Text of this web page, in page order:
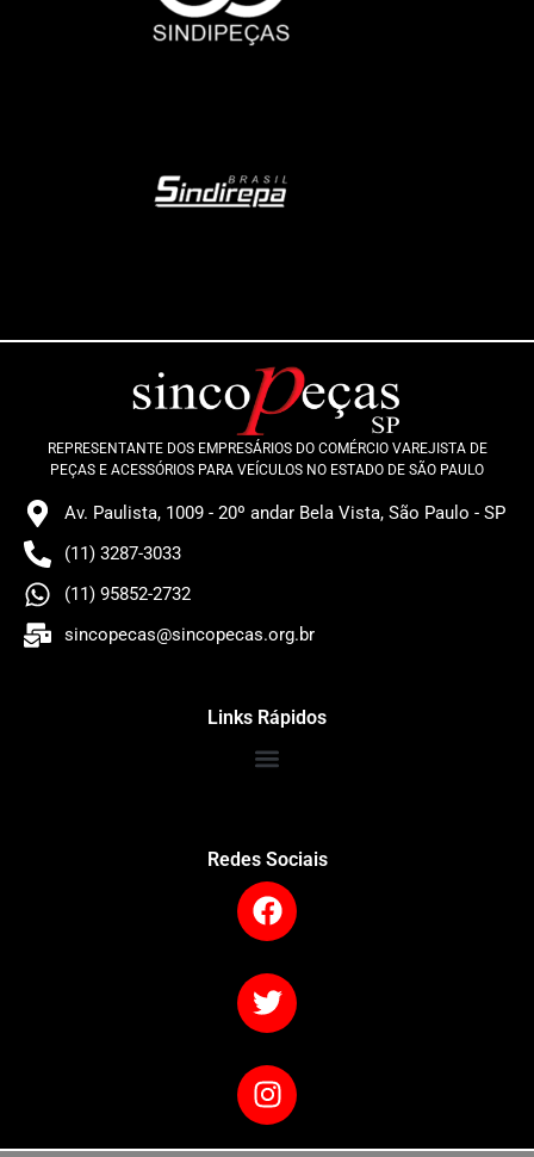
REPRESENTANTE DOS EMPRESÁRIOS DO COMÉRCIO VAREJISTA DE
PEÇAS E ACESSÓRIOS PARA VEÍCULOS NO ESTADO DE SÃO PAULO
Av. Paulista, 1009 - 20º andar Bela Vista, São Paulo - SP
(11) 3287-3033
(11) 95852-2732
sincopecas@sincopecas.org.br
Links Rápidos
Redes Sociais